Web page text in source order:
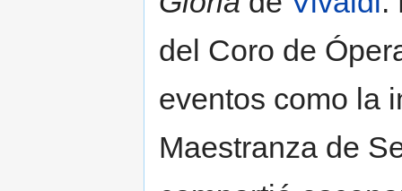
del Coro de
eventos como la
Maestranza de